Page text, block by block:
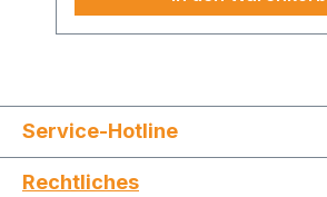
Service-Hotline
Rechtliches